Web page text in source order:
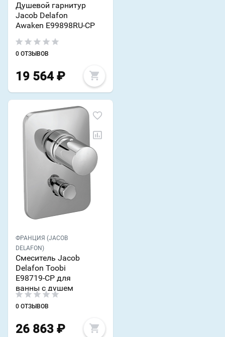
Душевой гарнитур
Jacob Delafon
Awaken E99898RU-CP
0 ОТЗЫВОВ
19 564 ₽
ФРАНЦИЯ (JACOB
DELAFON)
Смеситель Jacob
Delafon Toobi
E98719-CP для
ванны с душем
0 ОТЗЫВОВ
26 863 ₽